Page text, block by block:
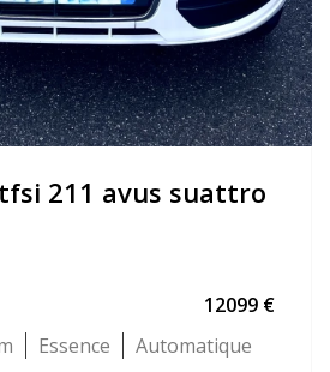
12099
Essence
Automatique